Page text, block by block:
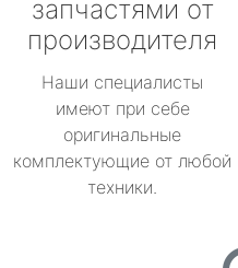
запчастями от
производителя
Наши специалисты
имеют при себе
оригинальные
комплектующие от любой
техники.